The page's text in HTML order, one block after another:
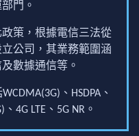
門。
策，根據電信三法從
公司，其業務範圍涵
數據通信等。
、HSDPA、
、4G LTE、5G NR。